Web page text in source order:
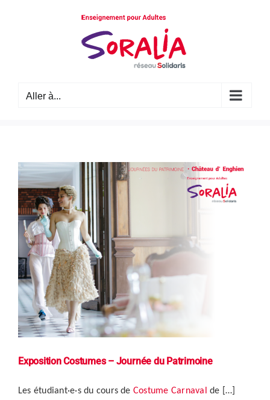
Aller à...
Exposition Costumes – Journée du Patrimoine
Les étudiant·e·s du cours de Costume Carnaval de […]